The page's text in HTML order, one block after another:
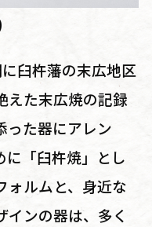
臼杵藩の末広地区
えた末広焼の記録
った器にアレン
に「臼杵焼」とし
ォルムと、身近な
インの器は、多く